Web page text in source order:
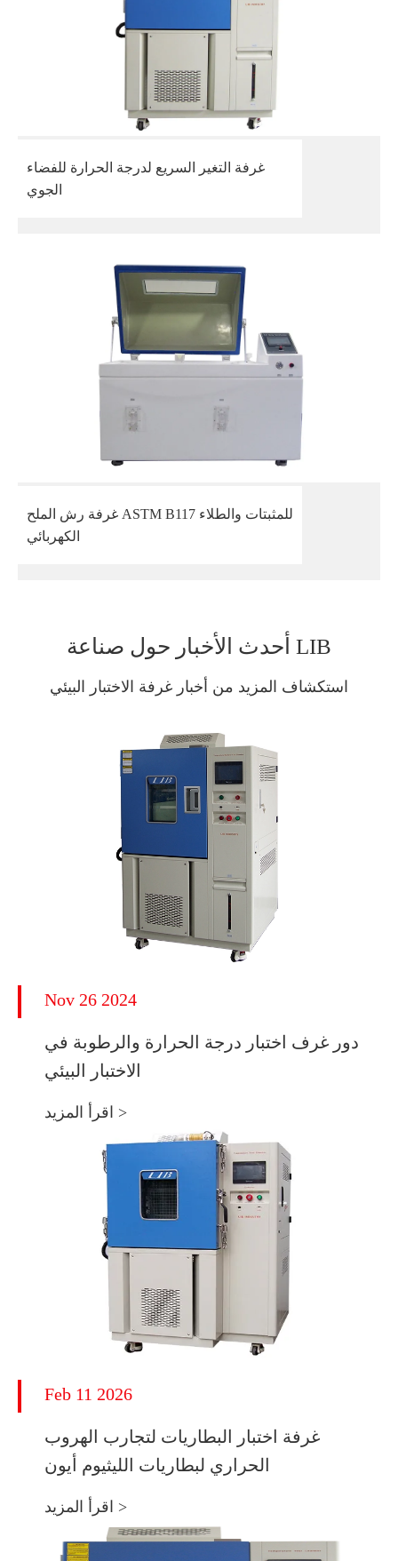
غرفة التغير السريع لدرجة الحرارة للفضاء
الجوي
غرفة رش الملح ASTM B117 للمثبتات والطلاء
الكهربائي
أحدث الأخبار حول صناعة LIB
استكشاف المزيد من أخبار غرفة الاختبار البيئي
Nov 26 2024
دور غرف اختبار درجة الحرارة والرطوبة في
الاختبار البيئي
اقرأ المزيد >
Feb 11 2026
غرفة اختبار البطاريات لتجارب الهروب
الحراري لبطاريات الليثيوم أيون
اقرأ المزيد >